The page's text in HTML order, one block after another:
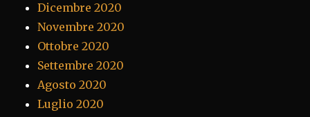
Dicembre 2020
Novembre 2020
Ottobre 2020
Settembre 2020
Agosto 2020
Luglio 2020